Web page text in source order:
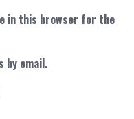
in this browser for the
by email.